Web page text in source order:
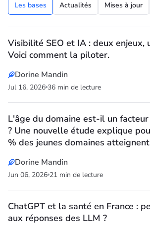
Les bases Actualités Mises à jour
Visibilité SEO et IA : deux enjeux,
Voici comment la piloter.
Dorine Mandin
Jul 16, 2026 36 min de lecture
L'âge du domaine est-il un
? Une nouvelle étude explique
% des jeunes domaines
Dorine Mandin
Jun 06, 2026 21 min de lecture
ChatGPT et la santé en France :
aux réponses des LLM ?